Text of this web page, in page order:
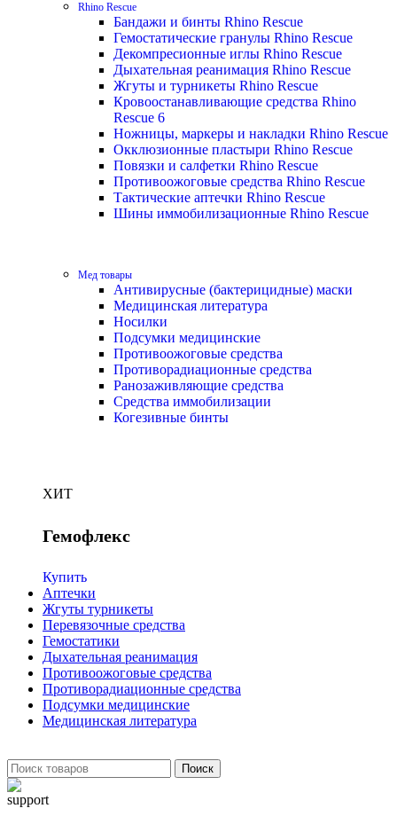
Rhino Rescue
Бандажи и бинты Rhino Rescue
Гемостатические гранулы Rhino Rescue
Декомпресионные иглы Rhino Rescue
Дыхательная реанимация Rhino Rescue
Жгуты и турникеты Rhino Rescue
Кровоостанавливающие средства Rhino
Rescue 6
Ножницы, маркеры и накладки Rhino Rescue
Окклюзионные пластыри Rhino Rescue
Повязки и салфетки Rhino Rescue
Противоожоговые средства Rhino Rescue
Тактические аптечки Rhino Rescue
Шины иммобилизационные Rhino Rescue
Мед товары
Антивирусные (бактерицидные) маски
Медицинская литература
Носилки
Подсумки медицинские
Противоожоговые средства
Противорадиационные средства
Ранозаживляющие средства
Средства иммобилизации
Когезивные бинты
ХИТ
Гемофлекс
Купить
Аптечки
Жгуты турникеты
Перевязочные средства
Гемостатики
Дыхательная реанимация
Противоожоговые средства
Противорадиационные средства
Подсумки медицинские
Медицинская литература
Поиск